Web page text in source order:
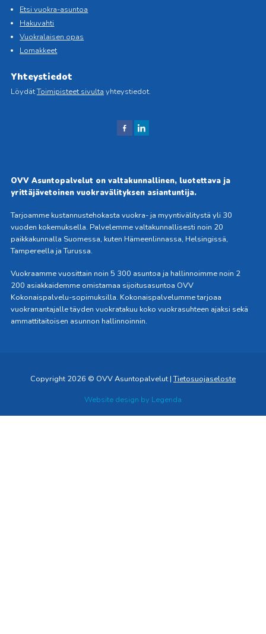
Etsi vuokra-asuntoa
Hakuvahti
Vuokralaisen opas
Lomakkeet
Yhteystiedot
LöydätToimipisteet sivulta yhteystiedot.
J
okis issä
OVV Asuntopalvelut on valtakunnallinen, luotettava ja
yrittäjävetoinen vuokravälityksen asiantuntija.
Tarjoamme kustannustehokasta vuokra- ja myyntivälitystä yli 30
vuoden kokemuksella. Palvelemme valtakunnallisesti noin 20
paikkakunnalla Suomessa, kuten Hämeenlinnassa, Helsingissä,
Tampereella ja Turussa.
Vuokraamme vuosittain noin 5 300 asuntoa ja hallinnoimme noin 2
200 asiakkaidemme omistamaa sijoitusasuntoa OVV
Kokonaispalvelu-sopimuksilla. Kokonaispalvelumme tarjoaa
vuokranantajalle täyden vuokratakuu koko vuokrasuhteen ajaksi sekä
ammattitaitoisen asunnon hallinnoinnin.
Copyright 2026 © OVV Asuntopalvelut |Tietosuojaseloste
Website design by Legenda